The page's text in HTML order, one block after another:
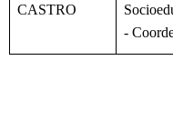
CASTRO
-